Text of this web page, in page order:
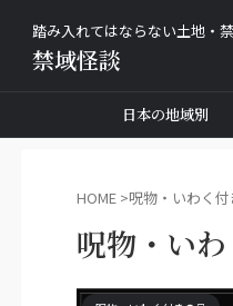
踏み入れてはならない土地・
禁域怪談
日本の地域別
HOME >呪物・いわく
呪物・い